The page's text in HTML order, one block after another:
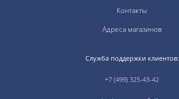
Контакты
Адреса магазинов
Служба поддержки клиентов:
+7 (499) 325-43-42